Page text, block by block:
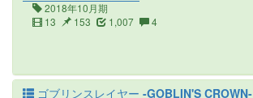
2018年10月期
13
153 1,007 4
ゴブリンスレイヤー -GOBLIN'S CROWN-